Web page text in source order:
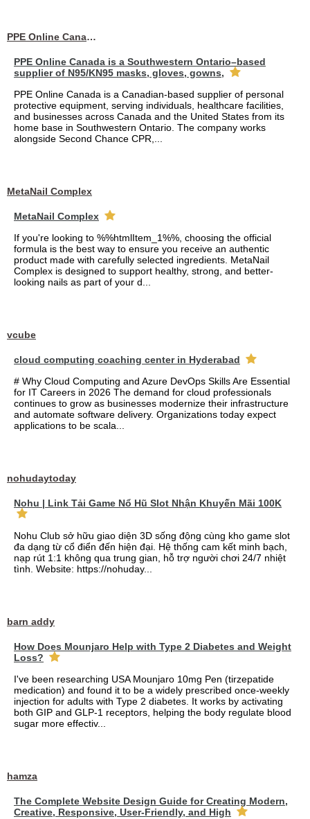
PPE Online Canada – Bulk PPE Supplier | N95, Gloves, Masks & Medical Supplies
PPE Online Canada is a Southwestern Ontario–based
supplier of N95/KN95 masks, gloves, gowns,
PPE Online Canada is a Canadian-based supplier of personal
protective equipment, serving individuals, healthcare facilities,
and businesses across Canada and the United States from its
home base in Southwestern Ontario. The company works
alongside Second Chance CPR,...
MetaNail Complex
MetaNail Complex
If you're looking to %%htmlItem_1%%, choosing the official
formula is the best way to ensure you receive an authentic
product made with carefully selected ingredients. MetaNail
Complex is designed to support healthy, strong, and better-
looking nails as part of your d...
vcube
cloud computing coaching center in Hyderabad
# Why Cloud Computing and Azure DevOps Skills Are Essential
for IT Careers in 2026 The demand for cloud professionals
continues to grow as businesses modernize their infrastructure
and automate software delivery. Organizations today expect
applications to be scala...
nohudaytoday
Nohu | Link Tải Game Nổ Hũ Slot Nhận Khuyến Mãi 100K
Nohu Club sở hữu giao diện 3D sống động cùng kho game slot
đa dạng từ cổ điển đến hiện đại. Hệ thống cam kết minh bạch,
nạp rút 1:1 không qua trung gian, hỗ trợ người chơi 24/7 nhiệt
tình. Website: https://nohuday...
barn addy
How Does Mounjaro Help with Type 2 Diabetes and Weight
Loss?
I've been researching USA Mounjaro 10mg Pen (tirzepatide
medication) and found it to be a widely prescribed once-weekly
injection for adults with Type 2 diabetes. It works by activating
both GIP and GLP-1 receptors, helping the body regulate blood
sugar more effectiv...
hamza
The Complete Website Design Guide for Creating Modern,
Creative, Responsive, User-Friendly, and High